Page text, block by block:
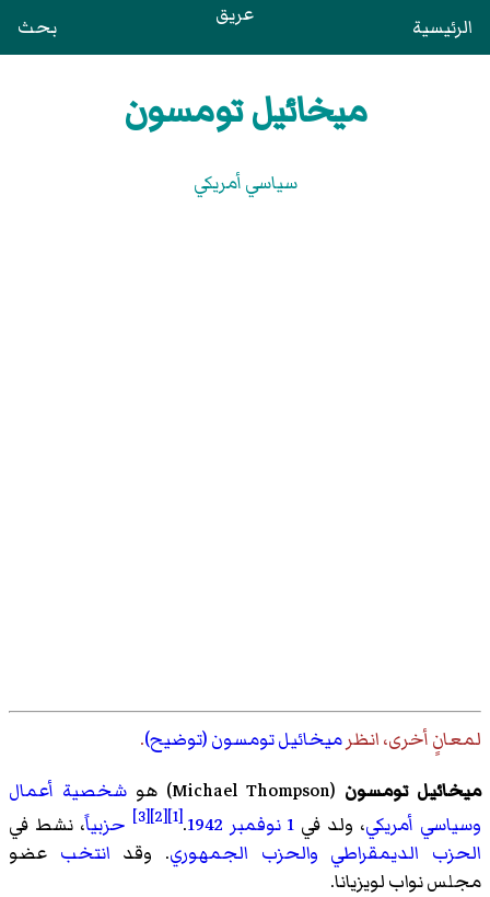
الرئيسية عريق بحث
ميخائيل تومسون
سياسي أمريكي
لمعانٍ أخرى، انظرميخائيل تومسون (توضيح).
ميخائيل تومسون (
Michael Thompson)‏ هوشخصية أعمال
وسياسي أمريكي، ولد في 1 نوفمبر 1942
.
[1]
[2]
[3] حزبياً، نشط في
الحزب الديمقراطي والحزب الجمهوري. وقد انتخب عضو
مجلس نواب لويزيانا.